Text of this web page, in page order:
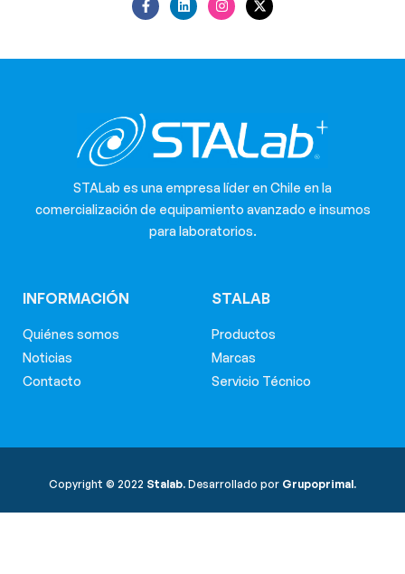
STALab es una empresa líder en Chile en la
comercialización de equipamiento avanzado e insumos
para laboratorios.
INFORMACIÓN
Quiénes somos
Noticias
Contacto
STALAB
Productos
Marcas
Servicio Técnico
Copyright © 2022 Stalab. Desarrollado por Grupoprimal.